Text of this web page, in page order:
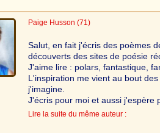
Paige Husson (71)
Salut, en fait j'écris des poèmes
découverts des sites de poésie
J'aime lire : polars, fantastique,
L'inspiration me vient au bout
j'imagine.
J'écris pour moi et aussi j'espère
Lire la suite du même auteur :